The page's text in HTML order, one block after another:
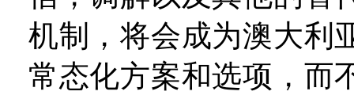
机制，将会成为澳大利
常态化方案和选项，而